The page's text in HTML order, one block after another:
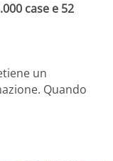
case e 52
un
Quando